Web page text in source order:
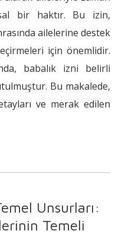
bir haktır. Bu izin,
ailelerine destek
için önemlidir.
babalık izni belirli
Bu makalede,
ve merak edilen
Unsurları:
Temeli